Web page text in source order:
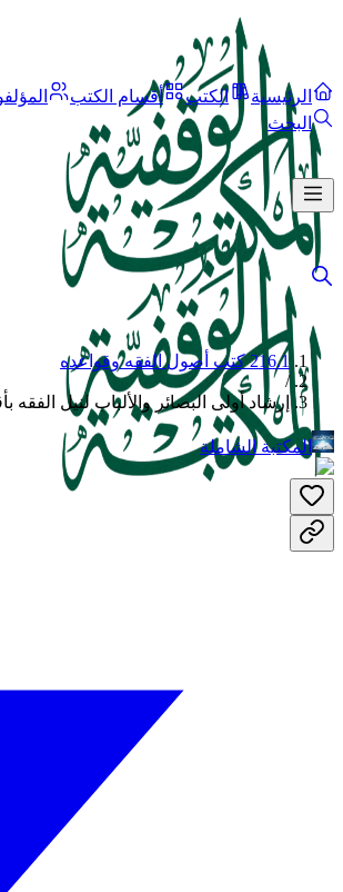
الرئيسية الكتب أقسام الكتب
البحث
216.1 كتب أصول الفقه وقواعده
/
إرشاد أولى البصائر والألباب لنيل
المكتبة الشاملة